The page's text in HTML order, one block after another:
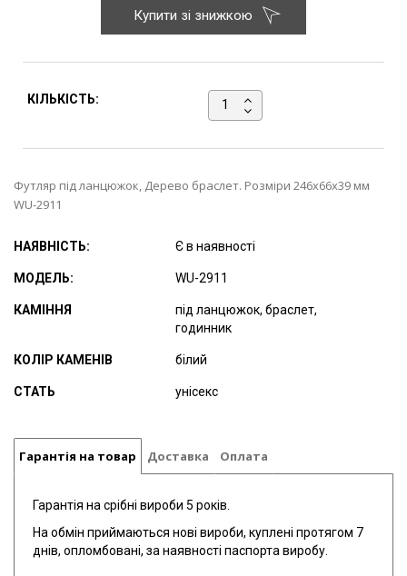
Купити зі знижкою
КІЛЬКІСТЬ:
Футляр під ланцюжок, Дерево браслет. Розміри 246х66х39 мм
WU-2911
НАЯВНІСТЬ: Є в наявності
МОДЕЛЬ: WU-2911
КАМІННЯ
під ланцюжок, браслет,
годинник
КОЛІР КАМЕНІВ білий
СТАТЬ унісекс
Гарантія на товар Доставка Оплата
Гарантія на срібні вироби 5 років.
На обмін приймаються нові вироби, куплені протягом 7
днів, опломбовані, за наявності паспорта виробу.